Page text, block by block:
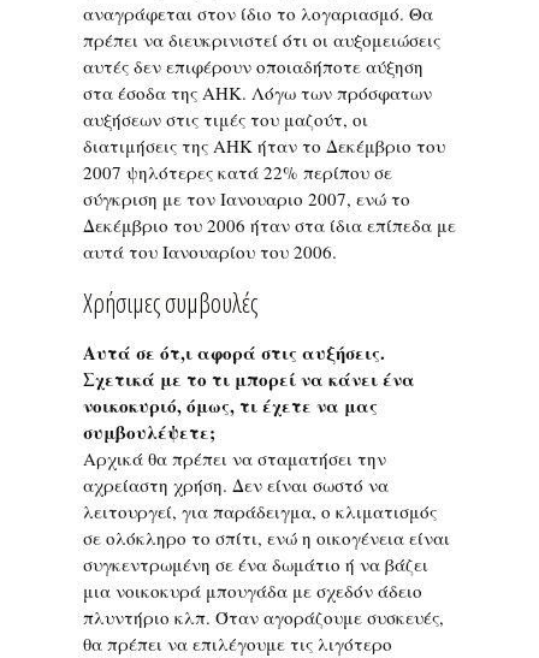
αναγράφεται στον ίδιο το λογαριασμό. Θα
πρέπει να διευκρινιστεί ότι οι αυξομειώσεις
αυτές δεν επιφέρουν οποιαδήποτε αύξηση
στα έσοδα της ΑΗΚ. Λόγω των πρόσφατων
αυξήσεων στις τιμές του μαζούτ, οι
διατιμήσεις της ΑΗΚ ήταν το Δεκέμβριο του
2007 ψηλότερες κατά 22% περίπου σε
σύγκριση με τον Ιανουαριο 2007, ενώ το
Δεκέμβριο του 2006 ήταν στα ίδια επίπεδα με
αυτά του Ιανουαρίου του 2006.
Χρήσιμες συμβουλές
Αυτά σε ότ,ι αφορά στις αυξήσεις.
Σχετικά με το τι μπορεί να κάνει ένα
νοικοκυριό, όμως, τι έχετε να μας
συμβουλέψετε;
Αρχικά θα πρέπει να σταματήσει την
αχρείαστη χρήση. Δεν είναι σωστό να
λειτουργεί, για παράδειγμα, ο κλιματισμός
σε ολόκληρο το σπίτι, ενώ η οικογένεια είναι
συγκεντρωμένη σε ένα δωμάτιο ή να βάζει
μια νοικοκυρά μπουγάδα με σχεδόν άδειο
πλυντήριο κλπ. Όταν αγοράζουμε συσκευές,
θα πρέπει να επιλέγουμε τις λιγότερο